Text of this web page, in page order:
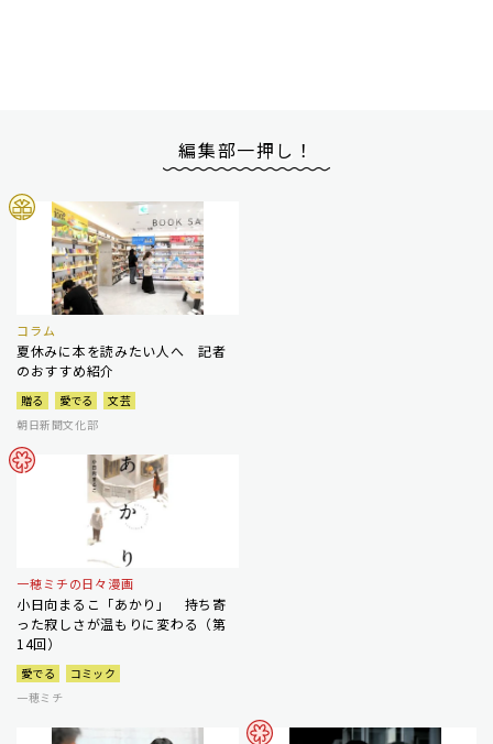
編集部一押し！
コラム
夏休みに本を読みたい人へ 記者
のおすすめ紹介
贈る 愛でる
文芸
朝日新聞文化部
一穂ミチの日々漫画
小日向まるこ「あかり」 持ち寄
った寂しさが温もりに変わる（第
14回）
愛でる
コミック
一穂ミチ